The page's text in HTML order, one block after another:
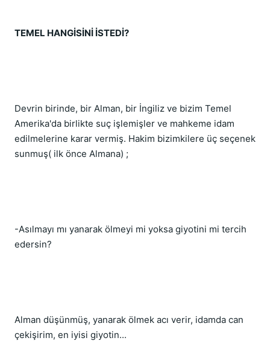
TEMEL HANGİSİNİ İSTEDİ?
Devrin birinde, bir Alman, bir İngiliz ve bizim Temel
Amerika'da birlikte suç işlemişler ve mahkeme idam
edilmelerine karar vermiş. Hakim bizimkilere üç seçenek
sunmuş( ilk önce Almana) ;
-Asılmayı mı yanarak ölmeyi mi yoksa giyotini mi tercih
edersin?
Alman düşünmüş, yanarak ölmek acı verir, idamda can
çekişirim, en iyisi giyotin...